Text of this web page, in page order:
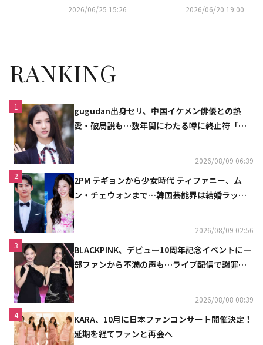
7月25日より放送…ポスターを
2026/06/25 15:26
力は？台本読み合わせ現場を公
2026/06/20 19:00
RANKING
1
gugudan出身セリ、中国イケメン俳優との熱
愛・破局説も…数年間にわたる噂に終止符「邪
2026/08/09 06:39
2
2PM テギョンから少女時代 ティファニー、ム
ン・チェウォンまで…韓国芸能界は結婚ラッシ
2026/08/09 02:56
3
BLACKPINK、デビュー10周年記念イベントに一
部ファンから不満の声も…ライブ配信で謝罪
2026/08/08 08:39
4
KARA、10月に日本ファンコンサート開催決定！
延期を経てファンと再会へ